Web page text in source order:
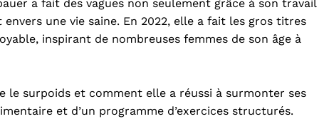
a fait des vagues non seulement grâce à son travail
une vie saine. En 2022, elle a fait les gros titres
inspirant de nombreuses femmes de son âge à
surpoids et comment elle a réussi à surmonter ses
et d’un programme d’exercices structurés.